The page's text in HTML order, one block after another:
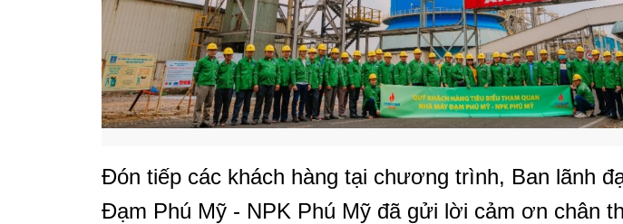
Đón tiếp các khách hàng tại chương trình, Ban lãnh
Đạm Phú Mỹ - NPK Phú Mỹ đã gửi lời cảm ơn chân